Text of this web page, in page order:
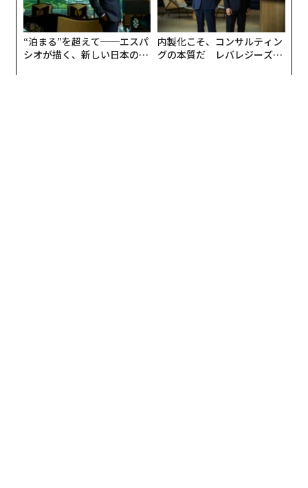
“泊まる”を超えて──エスパ
シオが描く、新しい日本のラ
内製化こそ、コンサルティン
グの本質だ レバレジーズが